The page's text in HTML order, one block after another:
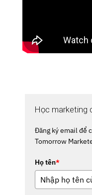
Học marketing
Đăng ký email để
Tomorrow
Họ tên*